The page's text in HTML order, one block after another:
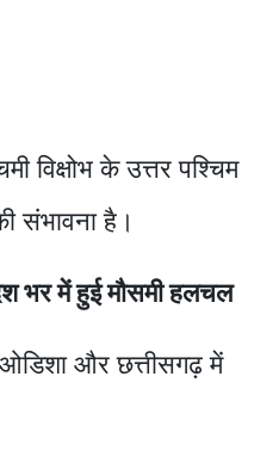
विक्षोभ के उत्तर पश्चिम
संभावना है।
भर में हुई मौसमी हलचल
और छत्तीसगढ़ में